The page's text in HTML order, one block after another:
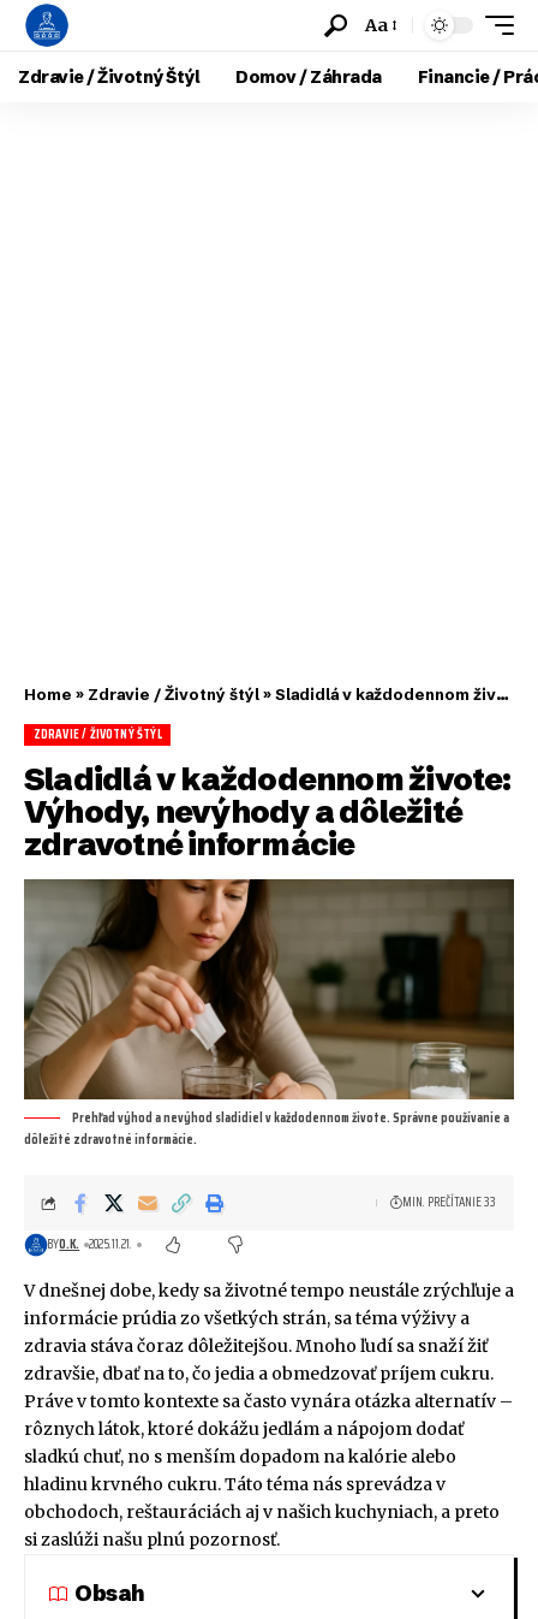
Aa
Zdravie / Životný Štýl Domov / Záhrada Financie /
Home » Zdravie / Životný štýl»Sladidlá v každodennom živote: Výhody, nevýhody a dôležité zdravotné informácie
ZDRAVIE / ŽIVOTNÝ ŠTÝL
Sladidlá v každodennom živote:
Výhody, nevýhody a dôležité
zdravotné informácie
Prehľad výhod a nevýhod sladidiel v každodennom živote. Správne používanie a
dôležité zdravotné informácie.
BYO.K. 2025.11.21.
MIN. PREČÍTANIE 33
V dnešnej dobe, kedy sa životné tempo neustále zrýchľuje a
informácie prúdia zo všetkých strán, sa téma výživy a
zdravia stáva čoraz dôležitejšou. Mnoho ľudí sa snaží žiť
zdravšie, dbať na to, čo jedia a obmedzovať príjem cukru.
Práve v tomto kontexte sa často vynára otázka alternatív –
rôznych látok, ktoré dokážu jedlám a nápojom dodať
sladkú chuť, no s menším dopadom na kalórie alebo
hladinu krvného cukru. Táto téma nás sprevádza v
obchodoch, reštauráciách aj v našich kuchyniach, a preto
si zaslúži našu plnú pozornosť.
Obsah